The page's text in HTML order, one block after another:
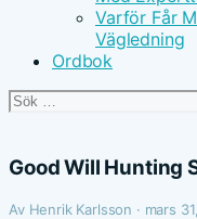
Varför Får
Vägledning
Ordbok
Sök
Good Will Hunting
Av Henrik Karlsson · mars